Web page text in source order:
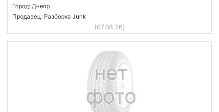
Город: Днепр
Продавец: Разборка Junk
(07.08.26)